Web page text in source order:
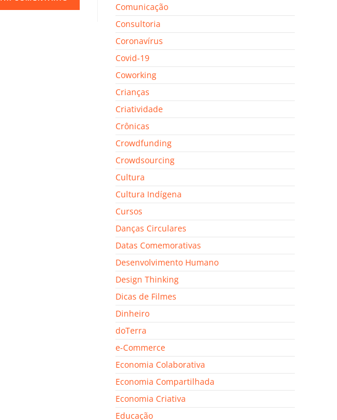
Comunicação
Consultoria
Coronavírus
Covid-19
Coworking
Crianças
Criatividade
Crônicas
Crowdfunding
Crowdsourcing
Cultura
Cultura Indígena
Cursos
Danças Circulares
Datas Comemorativas
Desenvolvimento Humano
Design Thinking
Dicas de Filmes
Dinheiro
doTerra
e-Commerce
Economia Colaborativa
Economia Compartilhada
Economia Criativa
Educação